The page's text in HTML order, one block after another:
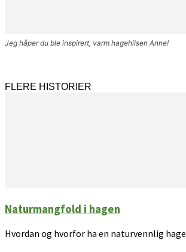
Jeg håper du ble inspirert, varm hagehilsen Anne!
FLERE HISTORIER
Naturmangfold i hagen
Hvordan og hvorfor ha en naturvennlig hage